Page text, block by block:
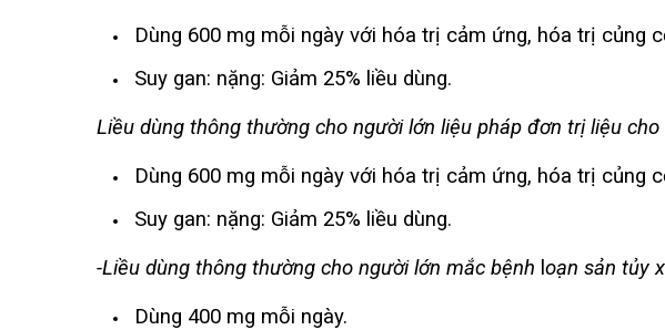
Dùng 600 mg mỗi ngày với hóa trị cảm ứng, hóa trị củng
Suy gan: nặng: Giảm 25% liều dùng.
Liều dùng thông thường cho người lớn liệu pháp đơn trị liệu
Dùng 600 mg mỗi ngày với hóa trị cảm ứng, hóa trị củng
Suy gan: nặng: Giảm 25% liều dùng.
-Liều dùng thông thường cho người lớn mắc bệnh oạn sản tủy
Dùng 400 mg mỗi ngày.